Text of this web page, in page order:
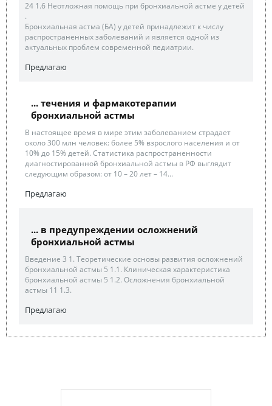
24 1.6 Неотложная помощь при бронхиальной астме у детей
.
Бронхиальная астма (БА) у детей принадлежит к числу
распространенных заболеваний и является одной из
актуальных проблем современной педиатрии.
Предлагаю
... течения и фармакотерапии
бронхиальной астмы
В настоящее время в мире этим заболеванием страдает
около 300 млн человек: более 5% взрослого населения и от
10% до 15% детей. Статистика распространенности
диагностированной бронхиальной астмы в РФ выглядит
следующим образом: от 10 – 20 лет – 14...
Предлагаю
... в предупреждении осложнений
бронхиальной астмы
Введение 3 1. Теоретические основы развития осложнений
бронхиальной астмы 5 1.1. Клиническая характеристика
бронхиальной астмы 5 1.2. Осложнения бронхиальной
астмы 11 1.3.
Предлагаю